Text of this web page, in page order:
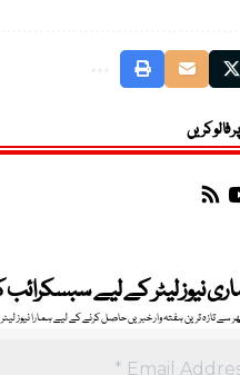
فالو کریں
نیوز لیٹر کے لیے
سے تازہ ترین ہفتہ وار خبریں حاصل کرنے کے لیے ہمارا نیوز